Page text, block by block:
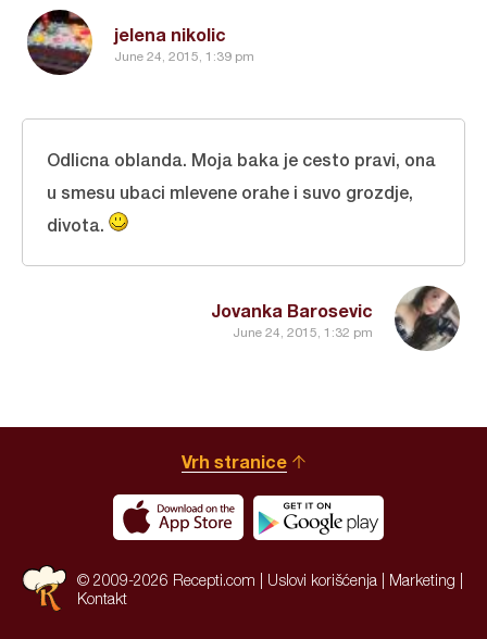
jelena nikolic
June 24, 2015, 1:39 pm
Jovanka Barosevic
June 24, 2015, 1:32 pm
Odlicna oblanda. Moja baka je cesto pravi, ona
u smesu ubaci mlevene orahe i suvo grozdje,
divota.
Vrh stranice
© 2009-2026 Recepti.com | Uslovi korišćenja Marketing
Kontakt